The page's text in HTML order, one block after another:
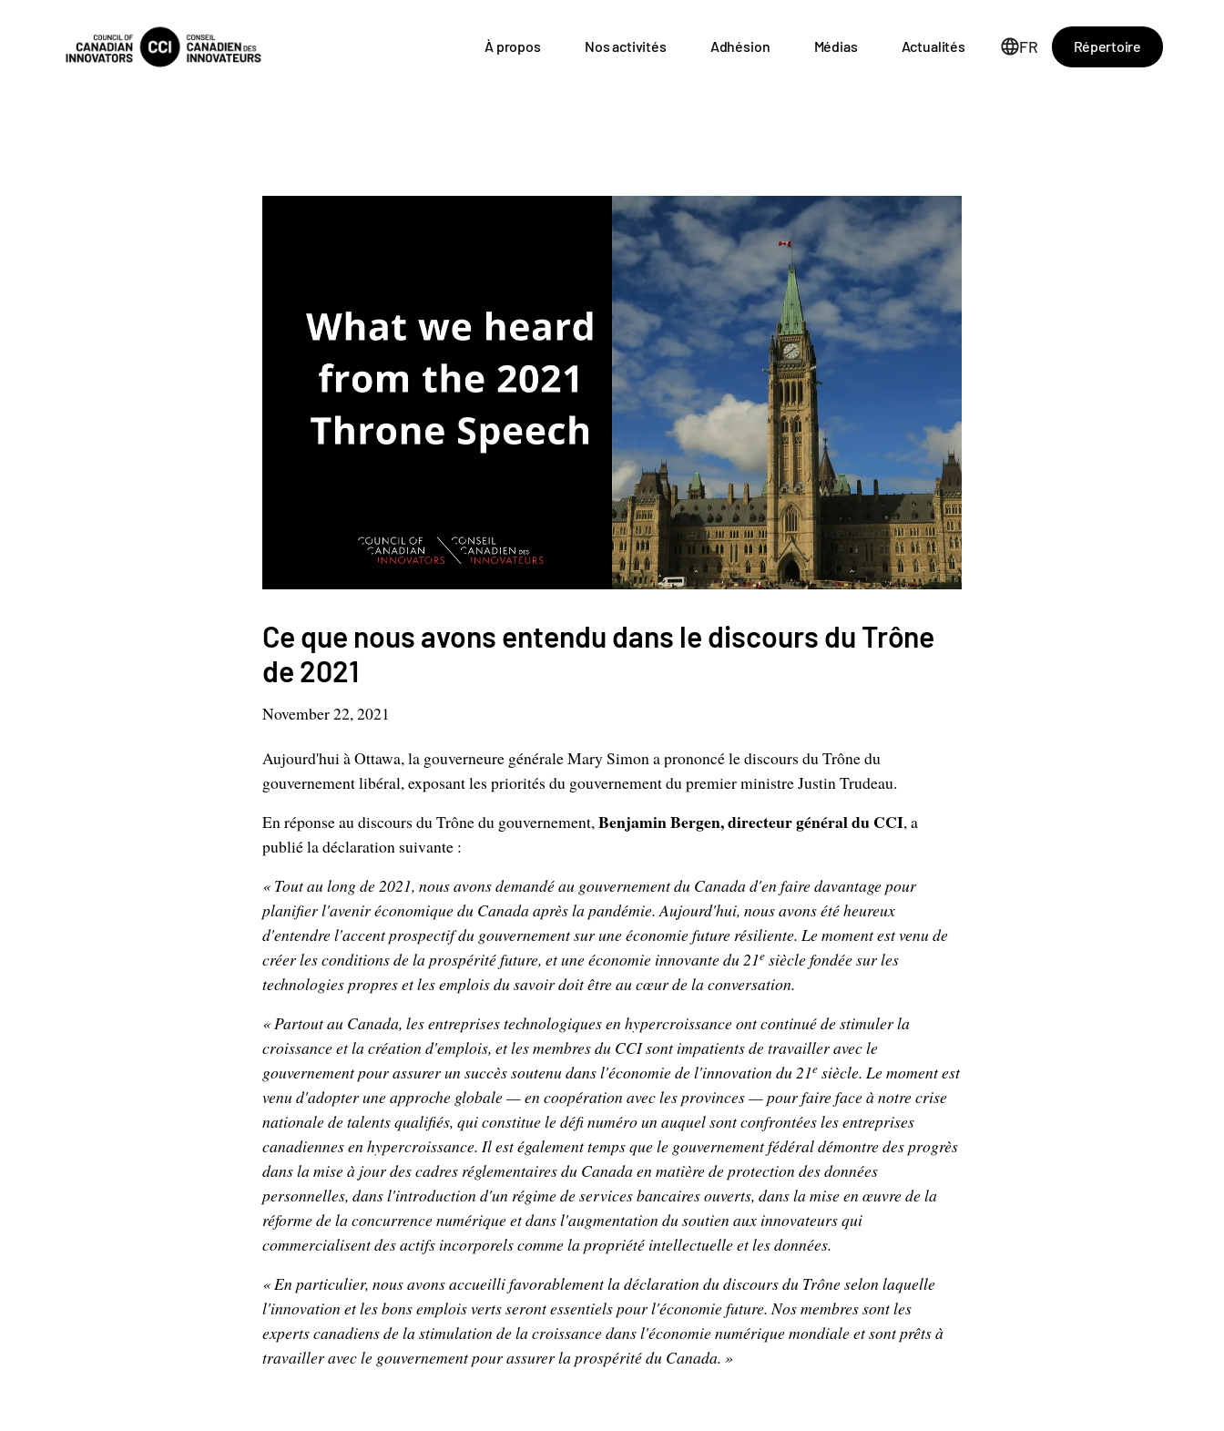
À propos Nos activités Adhésion Médias Actualités FR Répertoire
Ce que nous avons entendu dans le discours du Trône
de 2021
November 22, 2021
Aujourd'hui à Ottawa, la gouverneure générale Mary Simon a prononcé le discours du Trône du
gouvernement libéral, exposant les priorités du gouvernement du premier ministre Justin Trudeau.
En réponse au discours du Trône du gouvernement,Benjamin Bergen, directeur général du CCI, a
publié la déclaration suivante :
« Tout au long de 2021, nous avons demandé au gouvernement du Canada d'en faire davantage pour
planifier l'avenir économique du Canada après la pandémie. Aujourd'hui, nous avons été heureux
d'entendre l'accent prospectif du gouvernement sur une économie future résiliente. Le moment est venu de
créer les conditions de la prospérité future, et une économie innovante du 21e siècle fondée sur les
technologies propres et les emplois du savoir doit être au cœur de la conversation.
« Partout au Canada, les entreprises technologiques en hypercroissance ont continué de stimuler la
croissance et la création d'emplois, et les membres du CCI sont impatients de travailler avec le
gouvernement pour assurer un succès soutenu dans l'économie de l'innovation du 21e siècle. Le moment est
venu d'adopter une approche globale — en coopération avec les provinces — pour faire face à notre crise
nationale de talents qualifiés, qui constitue le défi numéro un auquel sont confrontées les entreprises
canadiennes en hypercroissance. Il est également temps que le gouvernement fédéral démontre des progrès
dans la mise à jour des cadres réglementaires du Canada en matière de protection des données
personnelles, dans l'introduction d'un régime de services bancaires ouverts, dans la mise en œuvre de la
réforme de la concurrence numérique et dans l'augmentation du soutien aux innovateurs qui
commercialisent des actifs incorporels comme la propriété intellectuelle et les données.
« En particulier, nous avons accueilli favorablement la déclaration du discours du Trône selon laquelle
l'innovation et les bons emplois verts seront essentiels pour l'économie future. Nos membres sont les
experts canadiens de la stimulation de la croissance dans l'économie numérique mondiale et sont prêts à
travailler avec le gouvernement pour assurer la prospérité du Canada. »